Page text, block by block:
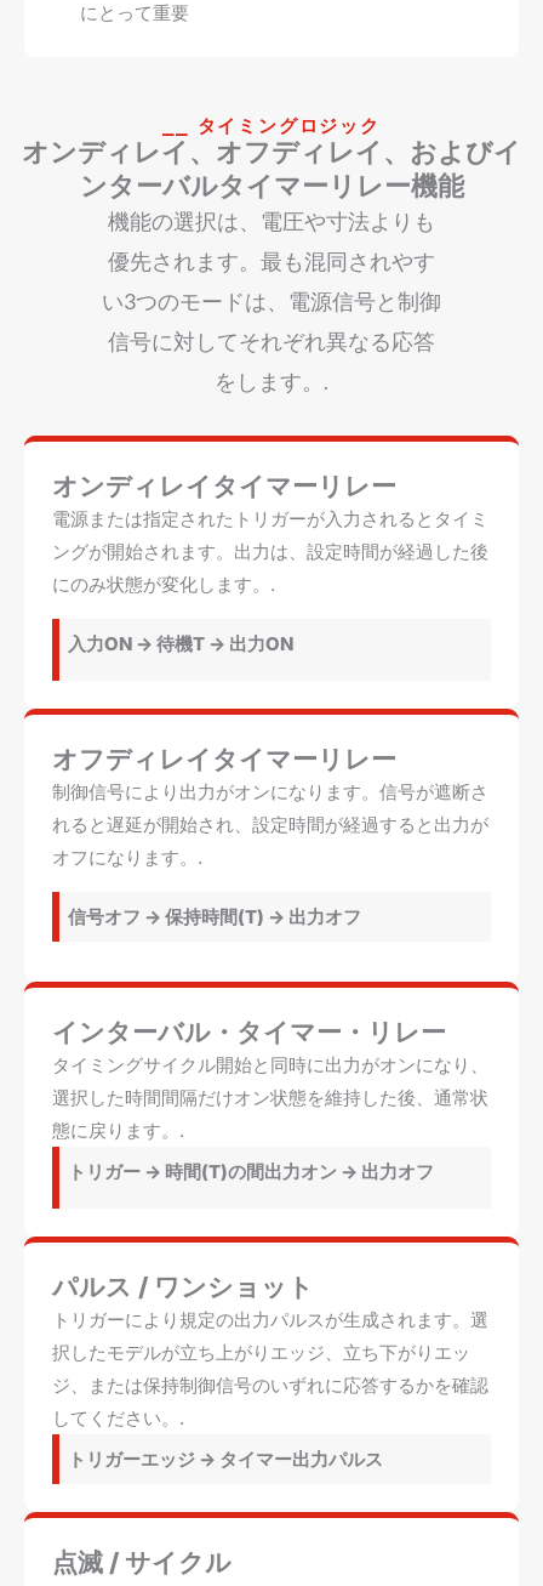
にとって重要
⎯⎯ タイミングロジック
オンディレイ、オフディレイ、およびイ
ンターバルタイマーリレー機能
機能の選択は、電圧や寸法よりも
優先されます。最も混同されやす
い3つのモードは、電源信号と制御
信号に対してそれぞれ異なる応答
をします。.
オンディレイタイマーリレー
電源または指定されたトリガーが入力されるとタイミ
ングが開始されます。出力は、設定時間が経過した後
にのみ状態が変化します。.
入力ON -> 待機T -> 出力ON
オフディレイタイマーリレー
制御信号により出力がオンになります。信号が遮断さ
れると遅延が開始され、設定時間が経過すると出力が
オフになります。.
信号オフ -> 保持時間(T) -> 出力オフ
インターバル・タイマー・リレー
タイミングサイクル開始と同時に出力がオンになり、
選択した時間間隔だけオン状態を維持した後、通常状
態に戻ります。.
トリガー -> 時間(T)の間出力オン -> 出力オフ
パルス / ワンショット
トリガーにより規定の出力パルスが生成されます。選
択したモデルが立ち上がりエッジ、立ち下がりエッ
ジ、または保持制御信号のいずれに応答するかを確認
してください。.
トリガーエッジ -> タイマー出力パルス
点滅 / サイクル